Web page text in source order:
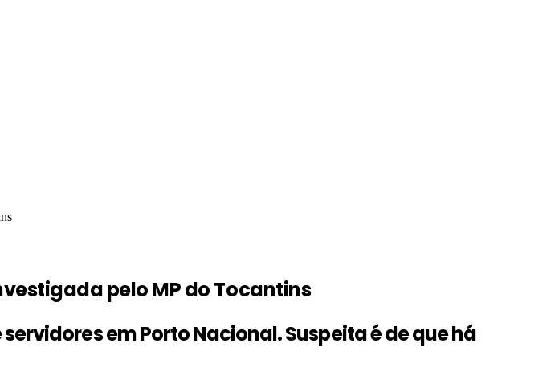
pelo MP do Tocantins
em Porto Nacional. Suspeita é de que há